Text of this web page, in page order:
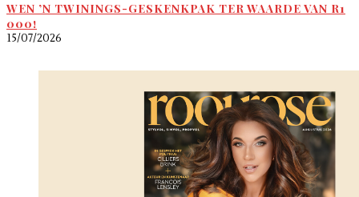
WEN ’N TWININGS-GESKENKPAK TER WAARDE VAN R1
000!
15/07/2026